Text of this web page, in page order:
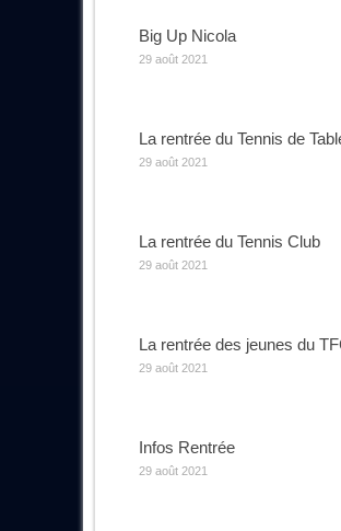
Big Up Nicola
29 août 2021
La rentrée du Tennis de
29 août 2021
La rentrée du Tennis Club
29 août 2021
La rentrée des jeunes du
29 août 2021
Infos Rentrée
29 août 2021